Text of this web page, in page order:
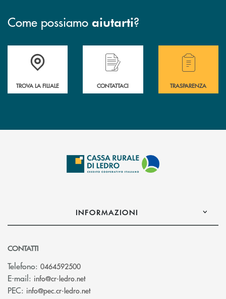
Come possiamo aiutarti?
Accedi all' elenco completo delle filiali .
TROVA LA FILIALE
Hai bisogno di assistenza immediata?
CONTATTACI
Hai bisogno di
TRASPARENZA
INFORMAZIONI
CONTATTI
Telefono: 0464592500
E-mail: info@cr-ledro.net(si apre l’app di posta elettronica)
PEC: info@pec.cr-ledro.net(si apre l’app di posta elettronica)